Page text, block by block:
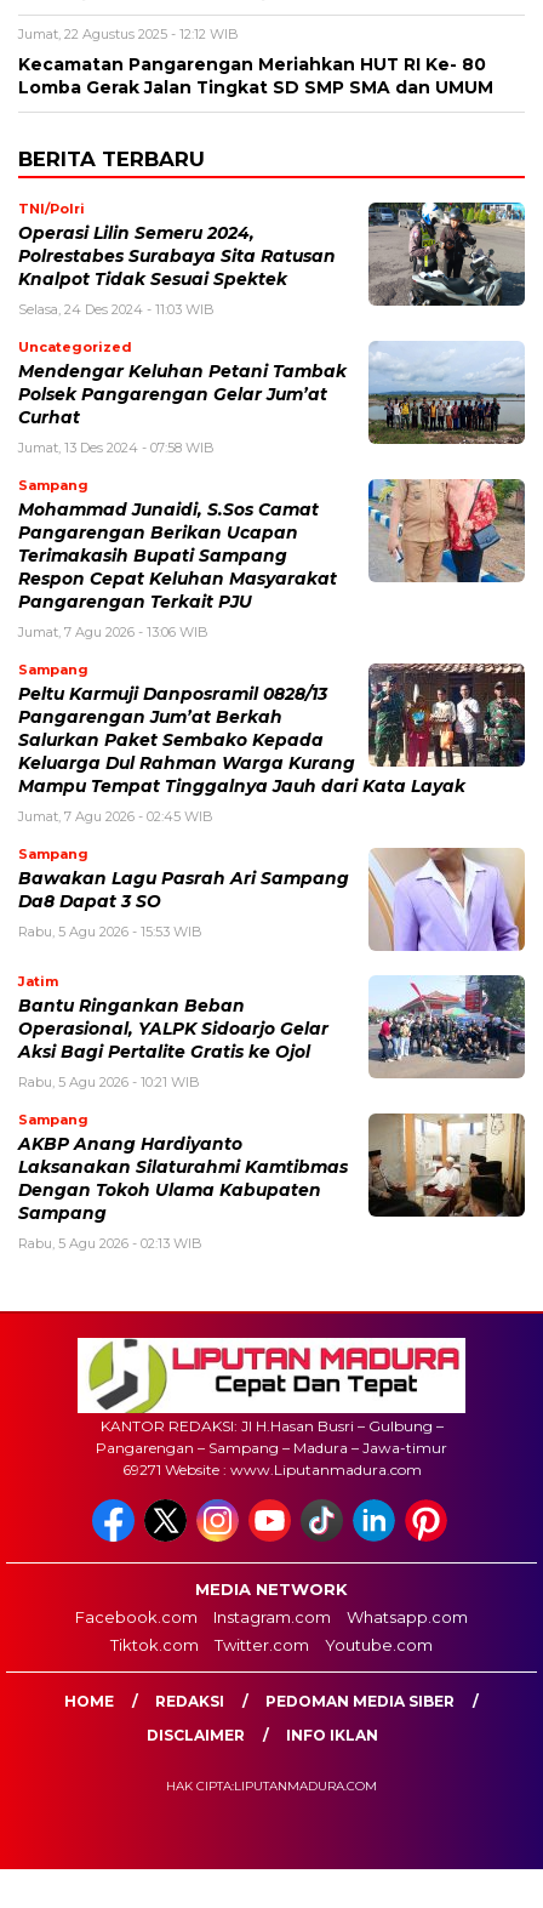
Jumat, 22 Agustus 2025 - 12:12 WIB
Kecamatan Pangarengan Meriahkan HUT RI Ke- 80
Lomba Gerak Jalan Tingkat SD SMP SMA dan UMUM
BERITA TERBARU
TNI/Polri
Operasi Lilin Semeru 2024,
Polrestabes Surabaya Sita Ratusan
Knalpot Tidak Sesuai Spektek
Selasa, 24 Des 2024 - 11:03 WIB
Uncategorized
Mendengar Keluhan Petani Tambak
Polsek Pangarengan Gelar Jum’at
Curhat
Jumat, 13 Des 2024 - 07:58 WIB
Sampang
Mohammad Junaidi, S.Sos Camat
Pangarengan Berikan Ucapan
Terimakasih Bupati Sampang
Respon Cepat Keluhan Masyarakat
Pangarengan Terkait PJU
Jumat, 7 Agu 2026 - 13:06 WIB
Sampang
Peltu Karmuji Danposramil 0828/13
Pangarengan Jum’at Berkah
Salurkan Paket Sembako Kepada
Keluarga Dul Rahman Warga Kurang
Mampu Tempat Tinggalnya Jauh dari Kata Layak
Jumat, 7 Agu 2026 - 02:45 WIB
Sampang
Bawakan Lagu Pasrah Ari Sampang
Da8 Dapat 3 SO
Rabu, 5 Agu 2026 - 15:53 WIB
Jatim
Bantu Ringankan Beban
Operasional, YALPK Sidoarjo Gelar
Aksi Bagi Pertalite Gratis ke Ojol
Rabu, 5 Agu 2026 - 10:21 WIB
Sampang
AKBP Anang Hardiyanto
Laksanakan Silaturahmi Kamtibmas
Dengan Tokoh Ulama Kabupaten
Sampang
Rabu, 5 Agu 2026 - 02:13 WIB
KANTOR REDAKSI: Jl H.Hasan Busri – Gulbung –
Pangarengan – Sampang – Madura – Jawa-timur
69271 Website : www.Liputanmadura.com
MEDIA NETWORK
Facebook.com
Instagram.com
Whatsapp.com
Tiktok.com
Twitter.com Youtube.com
HOME REDAKSI
PEDOMAN MEDIA SIBER
DISCLAIMER
INFO IKLAN
HAK CIPTA:LIPUTANMADURA.COM